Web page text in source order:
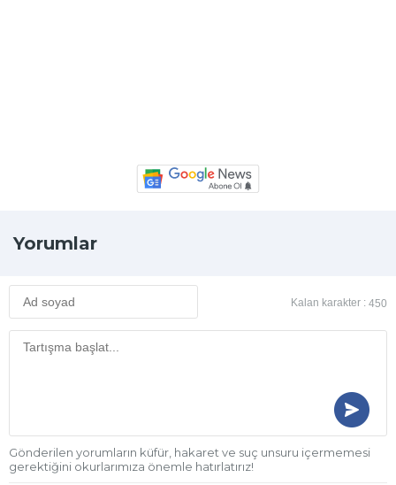
Yorumlar
Kalan karakter : 450
Gönderilen yorumların küfür, hakaret ve suç unsuru içermemesi
gerektiğini okurlarımıza önemle hatırlatırız!